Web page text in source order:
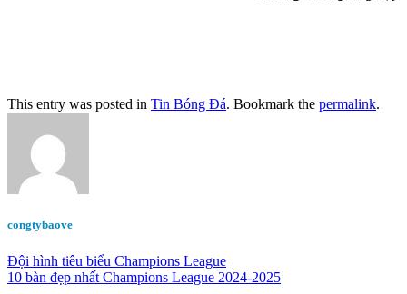
This entry was posted in Tin Bóng Đá. Bookmark the permalink.
congtybaove
Đội hình tiêu biểu Champions League
10 bàn đẹp nhất Champions League 2024-2025